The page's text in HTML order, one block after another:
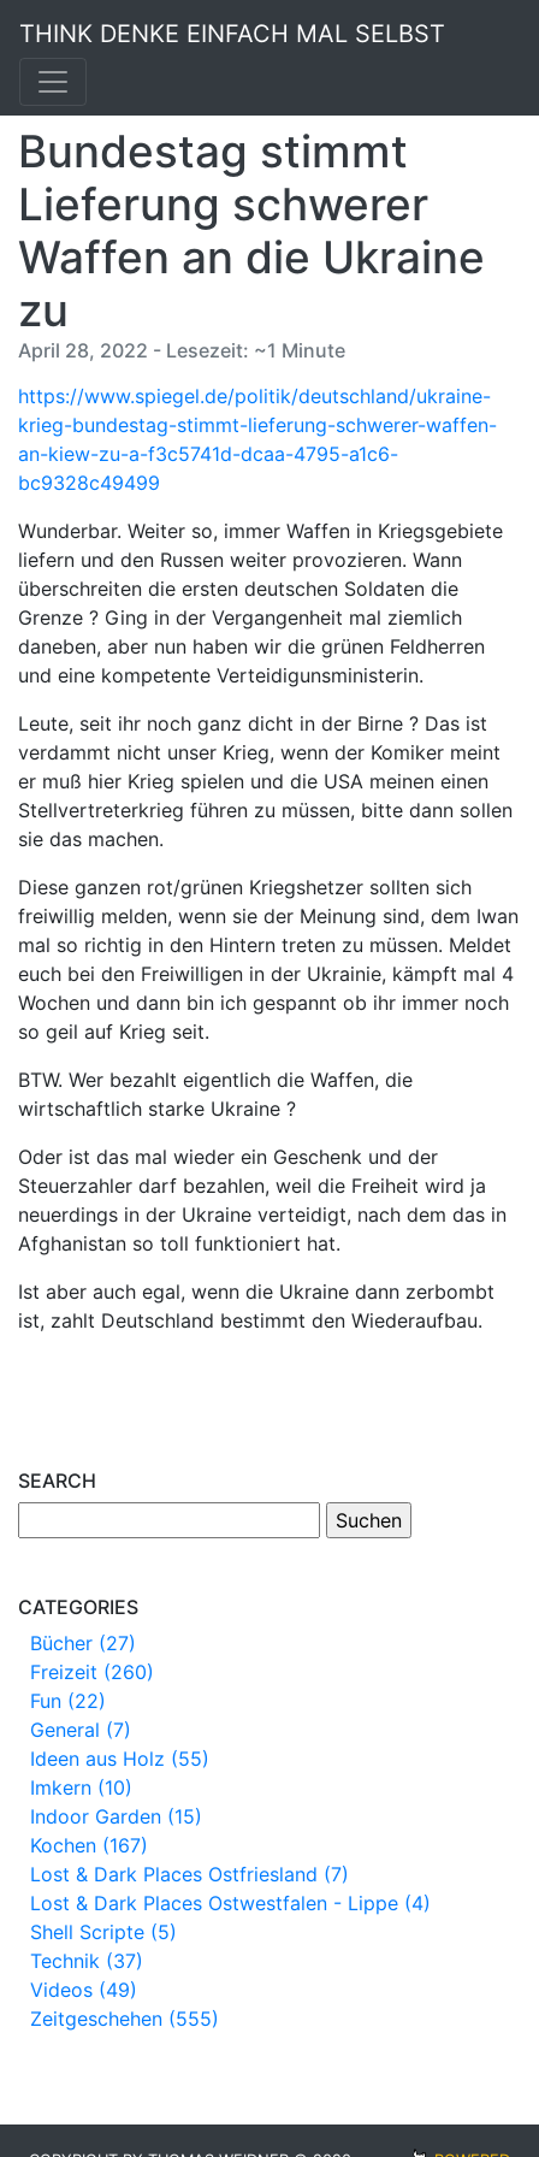
THINK DENKE EINFACH MAL SELBST
Bundestag stimmt
Lieferung schwerer
Waffen an die Ukraine
zu
April 28, 2022 - Lesezeit: ~1 Minute
https://www.spiegel.de/politik/deutschland/ukraine-
krieg-bundestag-stimmt-lieferung-schwerer-waffen-
an-kiew-zu-a-f3c5741d-dcaa-4795-a1c6-
bc9328c49499
Wunderbar. Weiter so, immer Waffen in Kriegsgebiete
liefern und den Russen weiter provozieren. Wann
überschreiten die ersten deutschen Soldaten die
Grenze ? Ging in der Vergangenheit mal ziemlich
daneben, aber nun haben wir die grünen Feldherren
und eine kompetente Verteidigunsministerin.
Leute, seit ihr noch ganz dicht in der Birne ? Das ist
verdammt nicht unser Krieg, wenn der Komiker meint
er muß hier Krieg spielen und die USA meinen einen
Stellvertreterkrieg führen zu müssen, bitte dann sollen
sie das machen.
Diese ganzen rot/grünen Kriegshetzer sollten sich
freiwillig melden, wenn sie der Meinung sind, dem Iwan
mal so richtig in den Hintern treten zu müssen. Meldet
euch bei den Freiwilligen in der Ukrainie, kämpft mal 4
Wochen und dann bin ich gespannt ob ihr immer noch
so geil auf Krieg seit.
BTW. Wer bezahlt eigentlich die Waffen, die
wirtschaftlich starke Ukraine ?
Oder ist das mal wieder ein Geschenk und der
Steuerzahler darf bezahlen, weil die Freiheit wird ja
neuerdings in der Ukraine verteidigt, nach dem das in
Afghanistan so toll funktioniert hat.
Ist aber auch egal, wenn die Ukraine dann zerbombt
ist, zahlt Deutschland bestimmt den Wiederaufbau.
SEARCH
CATEGORIES
Bücher (27)
Freizeit (260)
Fun (22)
General (7)
Ideen aus Holz (55)
Imkern (10)
Indoor Garden (15)
Kochen (167)
Lost & Dark Places Ostfriesland (7)
Lost & Dark Places Ostwestfalen - Lippe (4)
Shell Scripte (5)
Technik (37)
Videos (49)
Zeitgeschehen (555)